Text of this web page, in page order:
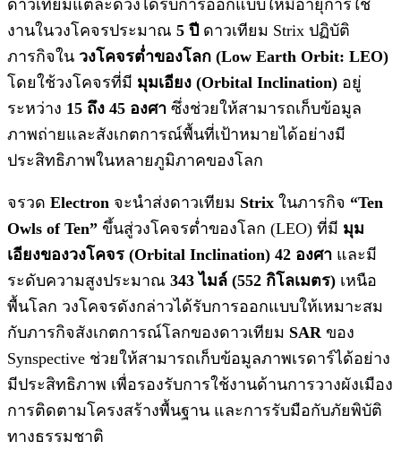
ดาวเทียมแต่ละดวงได้รับการออกแบบให้มีอายุการใช้
งานในวงโคจรประมาณ 5 ปี ดาวเทียม Strix ปฏิบัติ
ภารกิจใน วงโคจรต่ำของโลก (Low Earth Orbit: LEO)
โดยใช้วงโคจรที่มี มุมเอียง (Orbital Inclination) อยู่
ระหว่าง 15 ถึง 45 องศา ซึ่งช่วยให้สามารถเก็บข้อมูล
ภาพถ่ายและสังเกตการณ์พื้นที่เป้าหมายได้อย่างมี
ประสิทธิภาพในหลายภูมิภาคของโลก
จรวด Electron จะนำส่งดาวเทียม Strix ในภารกิจ “Ten
Owls of Ten” ขึ้นสู่วงโคจรต่ำของโลก (LEO) ที่มี มุม
เอียงของวงโคจร (Orbital Inclination) 42 องศา และมี
ระดับความสูงประมาณ 343 ไมล์ (552 กิโลเมตร) เหนือ
พื้นโลก วงโคจรดังกล่าวได้รับการออกแบบให้เหมาะสม
กับภารกิจสังเกตการณ์โลกของดาวเทียม SAR ของ
Synspective ช่วยให้สามารถเก็บข้อมูลภาพเรดาร์ได้อย่าง
มีประสิทธิภาพ เพื่อรองรับการใช้งานด้านการวางผังเมือง
การติดตามโครงสร้างพื้นฐาน และการรับมือกับภัยพิบัติ
ทางธรรมชาติ